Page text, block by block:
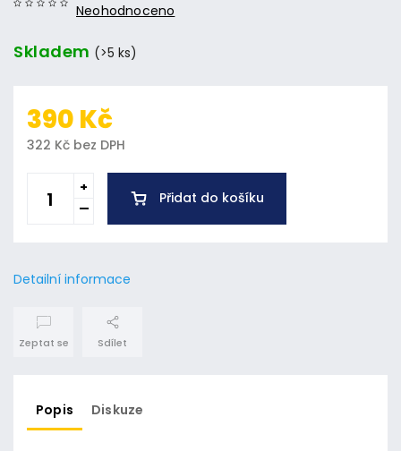
Neohodnoceno
Skladem (>5 ks)
390 Kč
322 Kč bez DPH
Přidat do košíku
Detailní informace
Zeptat se Sdílet
Popis Diskuze